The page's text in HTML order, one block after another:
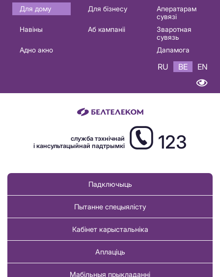
Основная
навигация
Для дому Для бізнесу
Аператарам
сувязі
Навіны
Аб кампаніі
Зваротная
сувязь
Адно акно
Дапамога
RU BE EN
служба тэхнічнай
і кансультацыйнай падтрымкі
123
Падключыць
Пытанне спецыялісту
Кабінет карыстальніка
Аплаціць
Мабільныя прыкладанні